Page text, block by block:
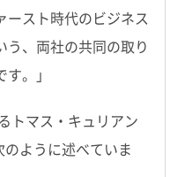
ースト時代のビジネス
う、両社の共同の取り
。」
トマス・キュリアン
のように述べていま